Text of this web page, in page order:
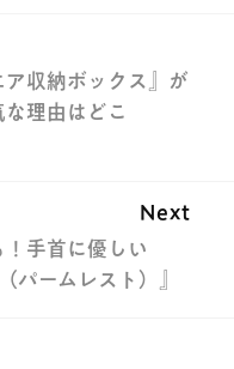
ア収納ボックス』が
理由はどこ
Next
！手首に優しい
パームレスト）』